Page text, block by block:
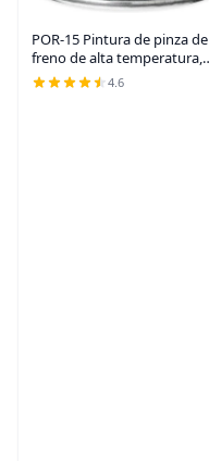
POR-15 Pintura de pinza de
freno de alta temperatura,
revestimiento resistente al
calor, 8 onzas líquidas, color
4.6